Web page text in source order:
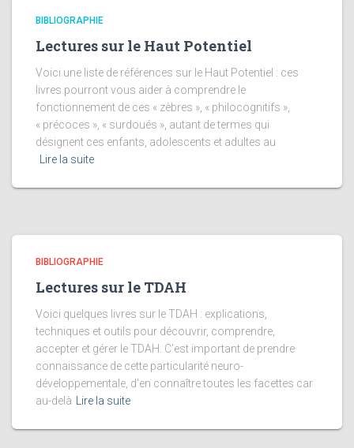
BIBLIOGRAPHIE
Lectures sur le Haut Potentiel
Voici une liste de références sur le Haut Potentiel : ces
livres pourront vous aider à comprendre le
fonctionnement de ces « zèbres », « philocognitifs »,
« précoces », « surdoués », autant de termes qui
désignent ces enfants, adolescents et adultes au
Lire la suite
BIBLIOGRAPHIE
Lectures sur le TDAH
Voici quelques livres sur le TDAH : explications,
techniques et outils pour découvrir, comprendre,
accepter et gérer le TDAH. C’est important de prendre
connaissance de cette particularité neuro-
développementale, d’en connaître toutes les facettes car
au-delà Lire la suite